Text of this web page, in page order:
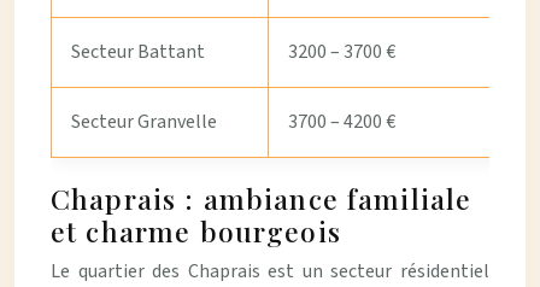
Secteur Battant 3200 – 3700 €
Secteur Granvelle 3700 – 4200 €
Chaprais : ambiance familiale
et charme bourgeois
Le quartier des Chaprais est un secteur résidentiel